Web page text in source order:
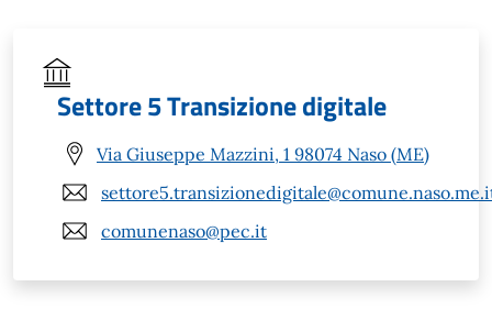
Settore 5 Transizione digitale
Via Giuseppe Mazzini, 1 98074 Naso (ME)
comunenaso@pec.it